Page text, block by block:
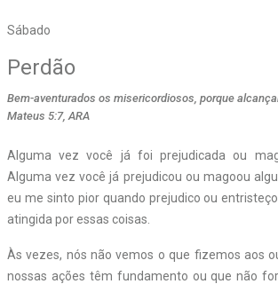
Sábado
Perdão
Bem-aventurados os misericordiosos, porque
Mateus 5:7, ARA
Alguma vez você já foi prejudicada ou
Alguma vez você já prejudicou ou magoou
eu me sinto pior quando prejudico ou
atingida por essas coisas.
Às vezes, nós não vemos o que fizemos aos
nossas ações têm fundamento ou que não